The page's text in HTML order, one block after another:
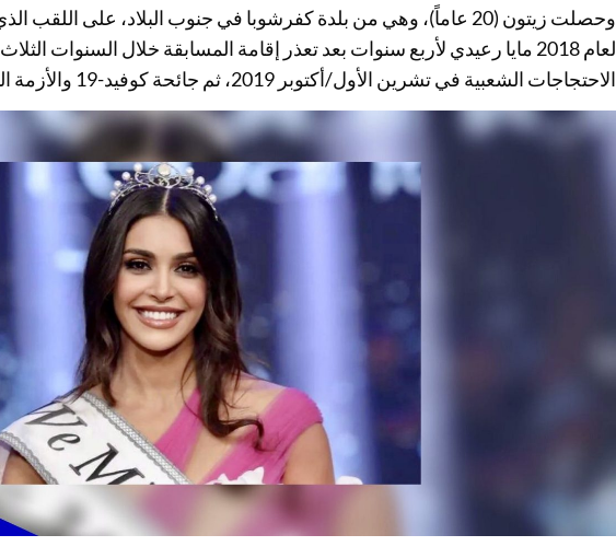
وحصلت زيتون (20 عاماً)، وهي من بلدة كفرشوبا في جنوب البلاد، على
لعام 2018 مايا رعيدي لأربع سنوات بعد تعذر إقامة المسابقة خلال السنوات
الاحتجاجات الشعبية في تشرين الأول/أكتوبر 2019، ثم جائحة كوفيد-19 والأزمة المالية في البلاد.